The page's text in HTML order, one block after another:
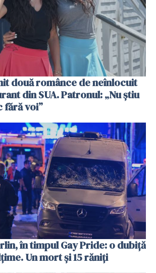
două românce de neînlocuit
din SUA. Patronul: „Nu știu
fără voi”
în timpul Gay Pride: o dubiță
Un mort și 15 răniți